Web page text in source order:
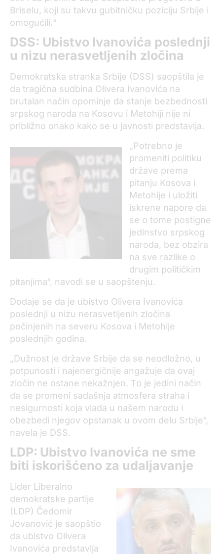
Briselu, koji su tаkvu gubitničku poziciju Srbije i
omogućili.“
DSS: Ubistvo Ivanovića poslednji
u nizu nerasvetljenih zločina
Demokratska stranka Srbije (DSS) saopštila je
da tragična sudbina Olivera Ivanovića na
brutalan način opominje da stanje bezbednosti
srpskog naroda na Kosovu i Metohiji nije ni
približno onako kako se u javnosti predstavlja.
„Potrebno je
promeniti politiku
države prema
pitanju Kosova i
Metohije i uložiti
iskrene napore da
se o tome postigne
jedinstvo srpskog
naroda, bez obzira
na sve razlike o
drugim političkim
pitanjima“, navodi se u saopštenju.
Dodaje se da je ubistvo Olivera Ivanovića
poslednji u nizu nerasvetljenih zločina
počinjenih na severu Kosova i Metohije
poslednjih godina.
„Dužnost je države Srbije da se neodložno, u
potpunosti i najenergičnije angažuje da ovaj
zločin ne ostane nekažnjen. To je jedini način
da se promeni sadašnja atmosfera straha i
nesigurnosti koja vlada u našem narodu i
obezbedi njegov opstanak u ovom delu Srbije“,
navela je DSS.
LDP: Ubistvo Ivanovića ne sme
biti iskorišćeno za udaljavanje
Lider Liberalno
demokratske partije
(LDP) Čedomir
Jovanović je saopštio
da ubistvo Olivera
Ivanovića predstavlja